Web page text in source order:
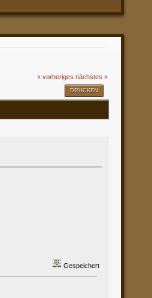
« vorheriges nächstes »
DRUCKEN
Gespeichert